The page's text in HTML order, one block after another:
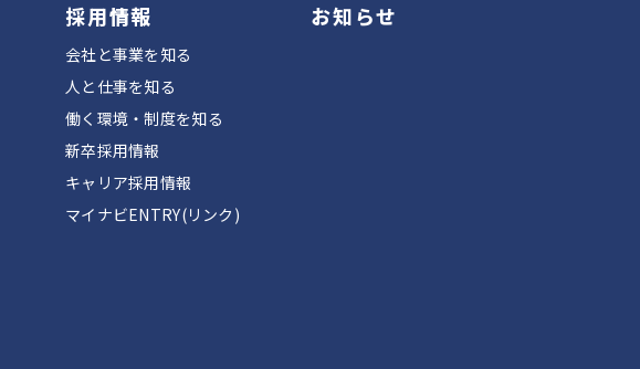
採用情報
会社と事業を知る
人と仕事を知る
働く環境・制度を知る
新卒採用情報
キャリア採用情報
マイナビENTRY(リンク)
お知らせ